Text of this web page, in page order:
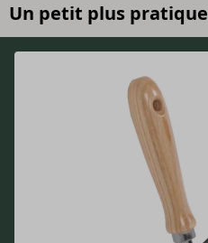
Un petit plus pratique